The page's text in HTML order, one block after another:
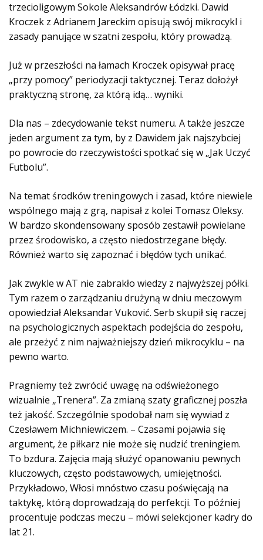
trzecioligowym Sokole Aleksandrów Łódzki. Dawid
Kroczek z Adrianem Jareckim opisują swój mikrocykl i
zasady panujące w szatni zespołu, który prowadzą.
Już w przeszłości na łamach Kroczek opisywał pracę
„przy pomocy” periodyzacji taktycznej. Teraz dołożył
praktyczną stronę, za którą idą… wyniki.
Dla nas – zdecydowanie tekst numeru. A także jeszcze
jeden argument za tym, by z Dawidem jak najszybciej
po powrocie do rzeczywistości spotkać się w „Jak Uczyć
Futbolu”.
Na temat środków treningowych i zasad, które niewiele
wspólnego mają z grą, napisał z kolei Tomasz Oleksy.
W bardzo skondensowany sposób zestawił powielane
przez środowisko, a często niedostrzegane błędy.
Również warto się zapoznać i błędów tych unikać.
Jak zwykle w AT nie zabrakło wiedzy z najwyższej półki.
Tym razem o zarządzaniu drużyną w dniu meczowym
opowiedział Aleksandar Vuković. Serb skupił się raczej
na psychologicznych aspektach podejścia do zespołu,
ale przeżyć z nim najważniejszy dzień mikrocyklu – na
pewno warto.
Pragniemy też zwrócić uwagę na odświeżonego
wizualnie „Trenera”. Za zmianą szaty graficznej poszła
też jakość. Szczególnie spodobał nam się wywiad z
Czesławem Michniewiczem. – Czasami pojawia się
argument, że piłkarz nie może się nudzić treningiem.
To bzdura. Zajęcia mają służyć opanowaniu pewnych
kluczowych, często podstawowych, umiejętności.
Przykładowo, Włosi mnóstwo czasu poświęcają na
taktykę, którą doprowadzają do perfekcji. To później
procentuje podczas meczu – mówi selekcjoner kadry do
lat 21.